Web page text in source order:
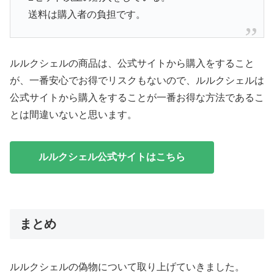
送料は購入者の負担です。
ルルクシェルの商品は、公式サイトから購入をすること
が、一番安心でお得でリスクもないので、ルルクシェルは
公式サイトから購入をすることが一番お得な方法であるこ
とは間違いないと思います。
ルルクシェル公式サイトはこちら
まとめ
ルルクシェルの偽物について取り上げていきました。